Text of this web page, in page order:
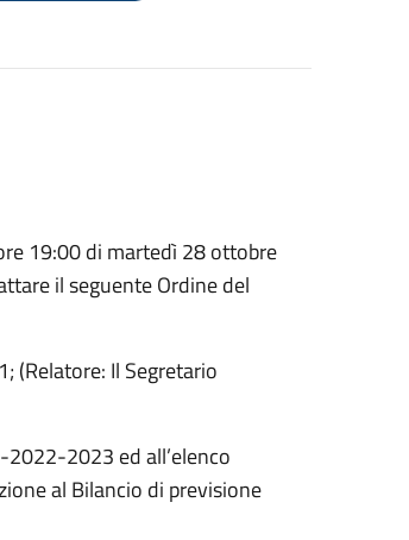
19:00 di martedì 28 ottobre
il seguente Ordine del
(Relatore: Il Segretario
2023 ed all’elenco
al Bilancio di previsione